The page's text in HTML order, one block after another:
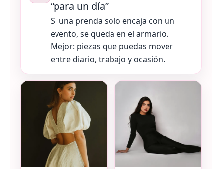
“para un día”
Si una prenda solo encaja con un
evento, se queda en el armario.
Mejor: piezas que puedas mover
entre diario, trabajo y ocasión.